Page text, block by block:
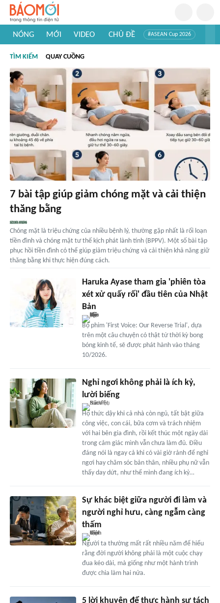
NÓNG MỚI VIDEO CHỦ ĐỀ #ASEAN Cup 2026
#Khám phá Việt Nam
#Khám phá thế giới
TÌM KIẾM QUAY CUỒNG
7 bài tập giúp giảm chóng mặt và cải thiện
thăng bằng
Chóng mặt là triệu chứng của nhiều bệnh lý, thường gặp nhất là rối loạn
tiền đình và chóng mặt tư thế kịch phát lành tính (BPPV). Một số bài tập
phục hồi tiền đình có thể giúp giảm triệu chứng và cải thiện khả năng giữ
thăng bằng khi thực hiện đúng cách.
Haruka Ayase tham gia 'phiên tòa
xét xử quấy rối' đầu tiên của Nhật
Bản
Bộ phim 'First Voice: Our Reverse Trial', dựa
trên một câu chuyện có thật từ thời kỳ bong
bóng kinh tế, sẽ được phát hành vào tháng
10/2026.
Nghỉ ngơi không phải là ích kỷ,
lười biếng
Họ thức dậy khi cả nhà còn ngủ, tất bật giữa
công việc, con cái, bữa cơm và trách nhiệm
với hai bên gia đình, rồi kết thúc một ngày dài
trong cảm giác mình vẫn chưa làm đủ. Điều
đáng nói là ngay cả khi có vài giờ rảnh để nghỉ
ngơi hay chăm sóc bản thân, nhiều phụ nữ vẫn
thấy day dứt, như thể mình đang ích kỷ…
Sự khác biệt giữa người đi làm và
người nghỉ hưu, càng ngẫm càng
thấm
Người ta thường mất rất nhiều năm để hiểu
rằng đời người không phải là một cuộc chạy
đua kéo dài, mà giống như một hành trình
được chia làm hai nửa.
5 lời khuyên để thực hành sự tách